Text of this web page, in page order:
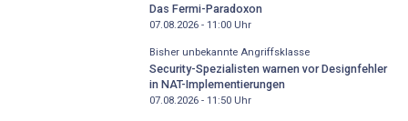
Das Fermi-Paradoxon
07.08.2026 - 11:00Uhr
Bisher unbekannte Angriffsklasse
Security-Spezialisten warnen vor Designfehler
in NAT-Implementierungen
07.08.2026 - 11:50Uhr